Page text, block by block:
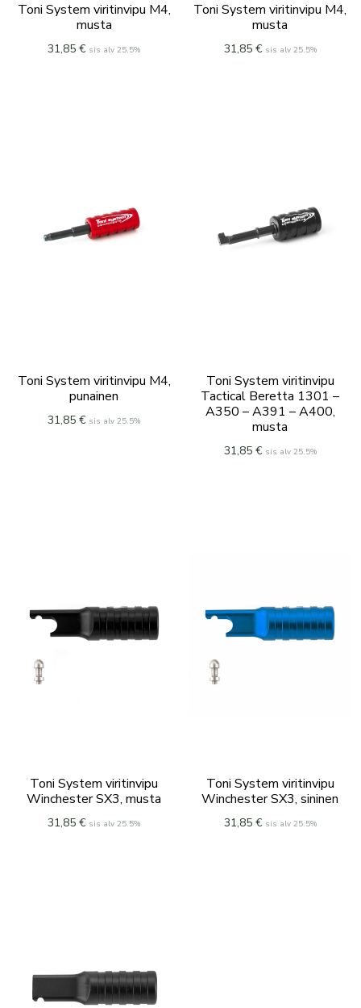
Toni System viritinvipu M4,
musta
31,85€ sis alv 25.5%
Toni System viritinvipu M4,
musta
31,85 € sis alv 25.5%
Toni System viritinvipu M4,
punainen
31,85€ sis alv 25.5%
Toni System viritinvipu
Tactical Beretta 1301 –
A350 – A391 – A400,
musta
31,85 € sis alv 25.5%
Toni System viritinvipu
Winchester SX3, musta
31,85€ sis alv 25.5%
Toni System viritinvipu
Winchester SX3, sininen
31,85 € sis alv 25.5%